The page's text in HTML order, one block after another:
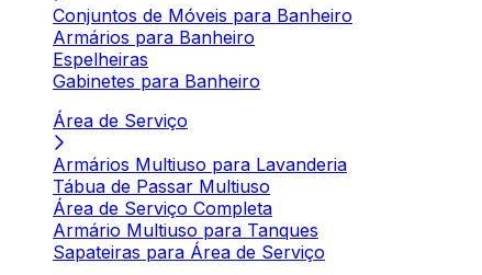
Conjuntos de Móveis para Banheiro
Armários para Banheiro
Espelheiras
Gabinetes para Banheiro
Área de Serviço
Armários Multiuso para Lavanderia
Tábua de Passar Multiuso
Área de Serviço Completa
Armário Multiuso para Tanques
Sapateiras para Área de Serviço